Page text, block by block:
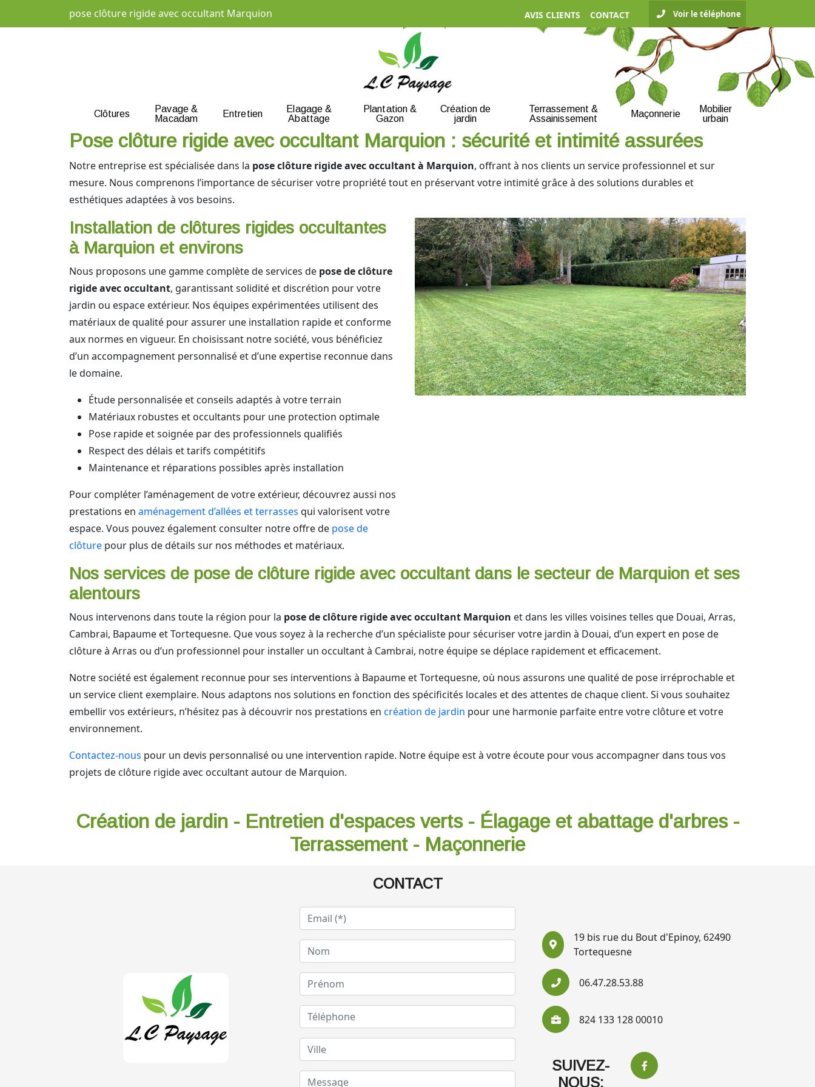
pose clôture rigide avec occultant Marquion AVIS CLIENTS CONTACT Voir le téléphone
Clôtures
Pavage &
Macadam
Entretien
Elagage &
Abattage
Plantation &
Gazon
Création de
jardin
Terrassement &
Assainissement
Maçonnerie
Mobilier
urbain
Pose clôture rigide avec occultant Marquion : sécurité et intimité assurées
Notre entreprise est spécialisée dans la pose clôture rigide avec occultant à Marquion, offrant à nos clients un service professionnel et sur
mesure. Nous comprenons l’importance de sécuriser votre propriété tout en préservant votre intimité grâce à des solutions durables et
esthétiques adaptées à vos besoins.
Installation de clôtures rigides occultantes
à Marquion et environs
Nous proposons une gamme complète de services de pose de clôture
rigide avec occultant, garantissant solidité et discrétion pour votre
jardin ou espace extérieur. Nos équipes expérimentées utilisent des
matériaux de qualité pour assurer une installation rapide et conforme
aux normes en vigueur. En choisissant notre société, vous bénéficiez
d’un accompagnement personnalisé et d’une expertise reconnue dans
le domaine.
Étude personnalisée et conseils adaptés à votre terrain
Matériaux robustes et occultants pour une protection optimale
Pose rapide et soignée par des professionnels qualifiés
Respect des délais et tarifs compétitifs
Maintenance et réparations possibles après installation
Pour compléter l’aménagement de votre extérieur, découvrez aussi nos
prestations en aménagement d’allées et terrasses qui valorisent votre
espace. Vous pouvez également consulter notre offre de pose de
clôture pour plus de détails sur nos méthodes et matériaux.
Nos services de pose de clôture rigide avec occultant dans le secteur de Marquion et ses
alentours
Nous intervenons dans toute la région pour la pose de clôture rigide avec occultant Marquion et dans les villes voisines telles que Douai, Arras,
Cambrai, Bapaume et Tortequesne. Que vous soyez à la recherche d’un spécialiste pour sécuriser votre jardin à Douai, d’un expert en pose de
clôture à Arras ou d’un professionnel pour installer un occultant à Cambrai, notre équipe se déplace rapidement et efficacement.
Notre société est également reconnue pour ses interventions à Bapaume et Tortequesne, où nous assurons une qualité de pose irréprochable et
un service client exemplaire. Nous adaptons nos solutions en fonction des spécificités locales et des attentes de chaque client. Si vous souhaitez
embellir vos extérieurs, n’hésitez pas à découvrir nos prestations en création de jardin pour une harmonie parfaite entre votre clôture et votre
environnement.
Contactez-nous pour un devis personnalisé ou une intervention rapide. Notre équipe est à votre écoute pour vous accompagner dans tous vos
projets de clôture rigide avec occultant autour de Marquion.
Création de jardin - Entretien d'espaces verts - Élagage et abattage d'arbres -
Terrassement - Maçonnerie
CONTACT
19 bis rue du Bout d'Epinoy, 62490
Tortequesne
06.47.28.53.88
824 133 128 00010
SUIVEZ-
NOUS: